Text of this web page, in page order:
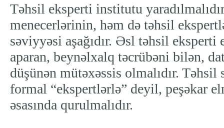
Təhsil eksperti institutu
menecerlərinin, həm də təhsil
səviyyəsi aşağıdır. Əsl təhsil eksperti
aparan, beynəlxalq təcrübəni bilən,
düşünən mütəxəssis olmalıdır.
formal “ekspertlərlə” deyil, peşəkar
əsasında qurulmalıdır.